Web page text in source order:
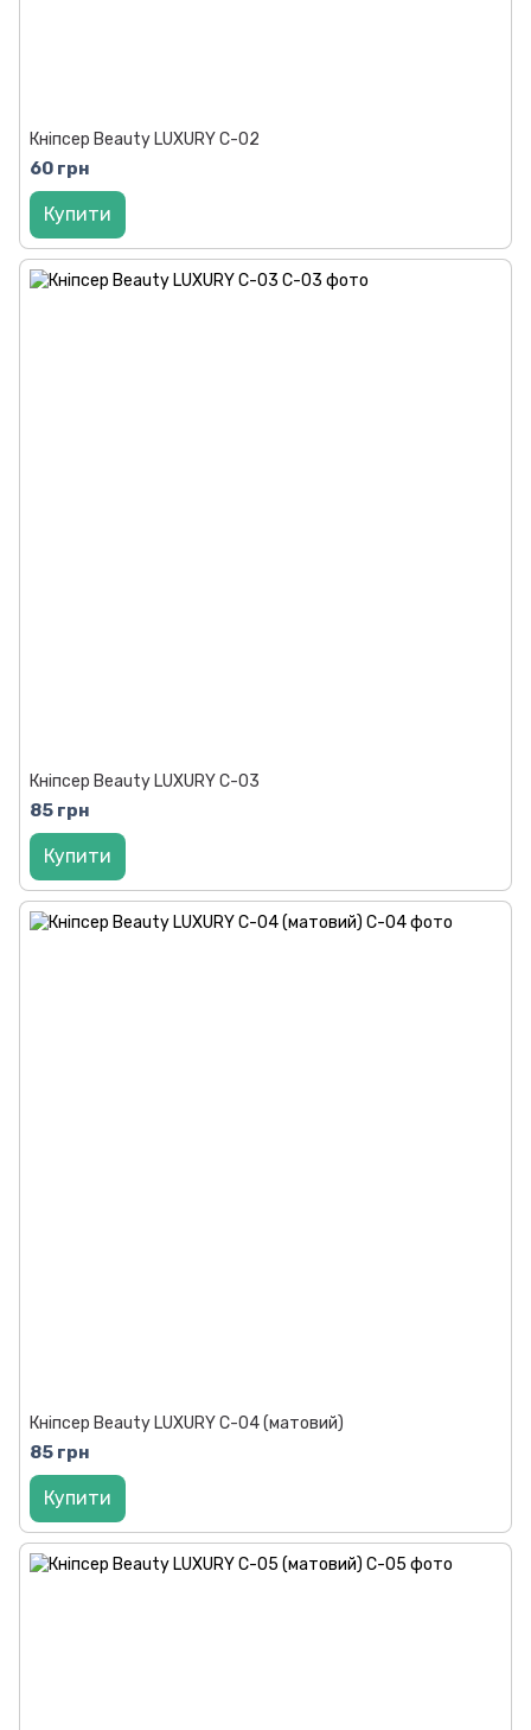
Кніпсер Beauty LUXURY C-02
60 грн
Купити
Кніпсер Beauty LUXURY C-03
85 грн
Купити
Кніпсер Beauty LUXURY C-04 (матовий)
85 грн
Купити